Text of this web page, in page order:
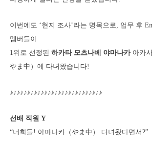
이번에도 ‘현지 조사’라는 명목으로, 업무 후
멤버들이
1위로 선정된 하카타 모츠나베 야마나카아카
やま中）에 다녀왔습니다!
♪♪♪♪♪♪♪♪♪♪♪♪♪♪♪♪♪♪♪♪♪♪♪♪♪♪♪
선배 직원 Y
“너희들! 야마나카（やま中） 다녀왔다면서?”